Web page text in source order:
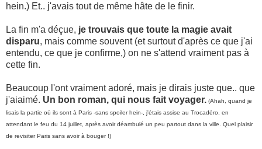
hein.) Et.. j'avais tout de même hâte de le finir.
La fin m'a déçue, je trouvais que toute la magie avait
disparu, mais comme souvent (et surtout d'après ce que j'ai
entendu, ce que je confirme,) on ne s'attend vraiment pas à
cette fin.
Beaucoup l'ont vraiment adoré, mais je dirais juste que.. que
j'aiaimé. Un bon roman, qui nous fait voyager. (Ahah, quand je
lisais la partie où ils sont à Paris -sans spoiler hein-, j'étais assise au Trocadéro, en
attendant le feu du 14 juillet, après avoir déambulé un peu partout dans la ville. Quel plaisir
de revisiter Paris sans avoir à bouger !)